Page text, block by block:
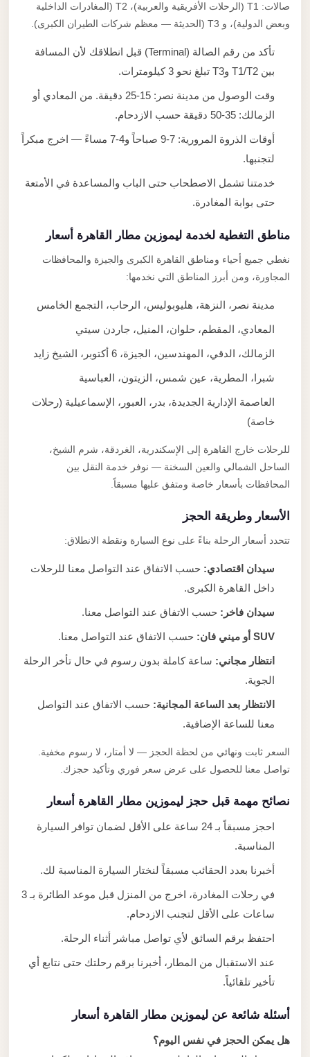
صالات: T1 (الرحلات الأفريقية والعربية)، T2 (المغادرات الداخلية
وبعض الدولية)، و T3 (الحديثة — معظم شركات الطيران الكبرى).
تأكد من رقم الصالة (Terminal) قبل انطلاقك لأن المسافة
بين T1/T2 وT3 تبلغ نحو 3 كيلومترات.
وقت الوصول من مدينة نصر: 15-25 دقيقة. من المعادي أو
الزمالك: 35-50 دقيقة حسب الازدحام.
أوقات الذروة المرورية: 7-9 صباحاً و4-7 مساءً — اخرج مبكراً
لتجنبها.
خدمتنا تشمل الاصطحاب حتى الباب والمساعدة في الأمتعة
حتى بوابة المغادرة.
مناطق التغطية لخدمة ليموزين مطار القاهرة أسعار
نغطي جميع أحياء ومناطق القاهرة الكبرى والجيزة والمحافظات
المجاورة، ومن أبرز المناطق التي نخدمها:
مدينة نصر، النزهة، هليوبوليس، الرحاب، التجمع الخامس
المعادي، المقطم، حلوان، المنيل، جاردن سيتي
الزمالك، الدقي، المهندسين، الجيزة، 6 أكتوبر، الشيخ زايد
شبرا، المطرية، عين شمس، الزيتون، العباسية
العاصمة الإدارية الجديدة، بدر، العبور، الإسماعيلية (رحلات
خاصة)
للرحلات خارج القاهرة إلى الإسكندرية، الغردقة، شرم الشيخ،
الساحل الشمالي والعين السخنة — نوفر خدمة النقل بين
المحافظات بأسعار خاصة ومتفق عليها مسبقاً.
الأسعار وطريقة الحجز
تتحدد أسعار الرحلة بناءً على نوع السيارة ونقطة الانطلاق:
سيدان اقتصادي:حسب الاتفاق عند التواصل معنا للرحلات
داخل القاهرة الكبرى.
سيدان فاخر:حسب الاتفاق عند التواصل معنا.
SUV أو ميني فان: حسب الاتفاق عند التواصل معنا.
انتظار مجاني:ساعة كاملة بدون رسوم في حال تأخر الرحلة
الجوية.
الانتظار بعد الساعة المجانية:حسب الاتفاق عند التواصل
معنا للساعة الإضافية.
السعر ثابت ونهائي من لحظة الحجز — لا أمتار، لا رسوم مخفية.
تواصل معنا للحصول على عرض سعر فوري وتأكيد حجزك.
نصائح مهمة قبل حجز ليموزين مطار القاهرة أسعار
احجز مسبقاً بـ 24 ساعة على الأقل لضمان توافر السيارة
المناسبة.
أخبرنا بعدد الحقائب مسبقاً لنختار السيارة المناسبة لك.
في رحلات المغادرة، اخرج من المنزل قبل موعد الطائرة بـ 3
ساعات على الأقل لتجنب الازدحام.
احتفظ برقم السائق لأي تواصل مباشر أثناء الرحلة.
عند الاستقبال من المطار، أخبرنا برقم رحلتك حتى نتابع أي
تأخير تلقائياً.
أسئلة شائعة عن ليموزين مطار القاهرة أسعار
هل يمكن الحجز في نفس اليوم؟